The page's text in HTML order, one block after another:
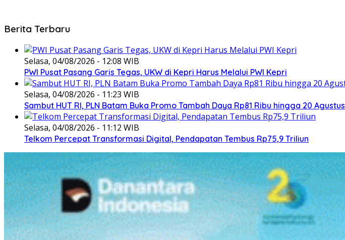
Berita Terbaru
Selasa, 04/08/2026 - 12:08 WIB
PWI Pusat Pasang Garis Tegas, UKW di Kepri Harus Melalui PWI Kepri
Selasa, 04/08/2026 - 11:23 WIB
Sambut HUT RI, PLN Batam Buka Promo Tambah Daya Rp81 Ribu hingga 20 Agustus
Selasa, 04/08/2026 - 11:12 WIB
Telkom Percepat Transformasi Digital, Pendapatan Tembus Rp75,9 Triliun